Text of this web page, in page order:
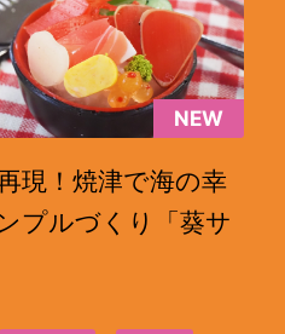
NEW
現！焼津で海の幸
プルづくり「葵サ